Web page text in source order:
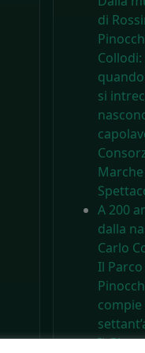
di
Collodi:
si
Marche
A 200
dalla
Carlo
Il
compie
Il